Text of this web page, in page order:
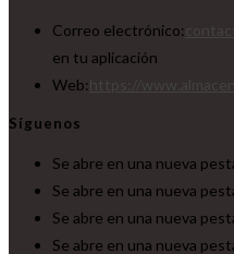
Correo electrónico:
en tu aplicación
Web:
Síguenos
Se abre en una nueva
Se abre en una nueva
Se abre en una nueva
Se abre en una nueva